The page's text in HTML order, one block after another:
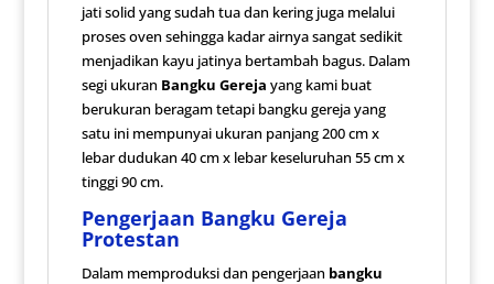
jati solid yang sudah tua dan kering juga melalui
proses oven sehingga kadar airnya sangat sedikit
menjadikan kayu jatinya bertambah bagus. Dalam
segi ukuran Bangku Gereja yang kami buat
berukuran beragam tetapi bangku gereja yang
satu ini mempunyai ukuran panjang 200 cm x
lebar dudukan 40 cm x lebar keseluruhan 55 cm x
tinggi 90 cm.
Pengerjaan Bangku Gereja
Protestan
Dalam memproduksi dan pengerjaan bangku